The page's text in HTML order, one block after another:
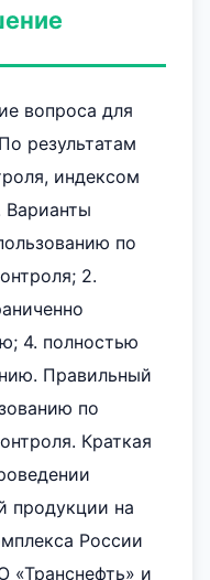
вопроса для
результатам
индексом
Варианты
по
2.
4. полностью
Правильный
по
Краткая
продукции на
России
«Транснефть» и